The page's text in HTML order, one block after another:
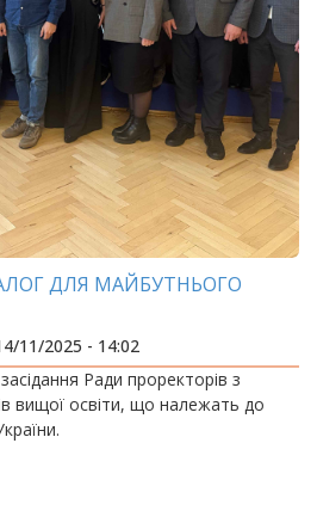
ДЛЯ МАЙБУТНЬОГО
11/2025 - 14:02
Ради проректорів з
вищої освіти, що належать до